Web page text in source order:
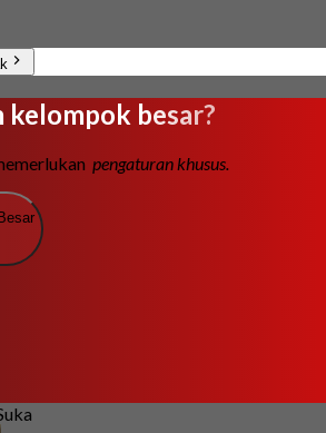
kelompok besar?
pengaturan khusus.